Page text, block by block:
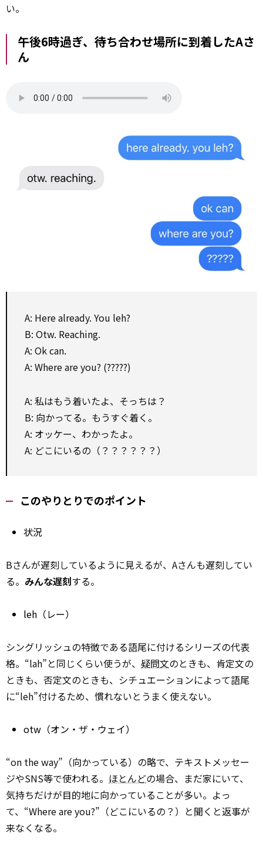
い。
午後6時過ぎ、待ち合わせ場所に到着したAさ
ん
A: Here already. You leh?
B: Otw. Reaching.
A: Ok can.
A: Where are you? (?????)
A: 私はもう着いたよ、そっちは？
B: 向かってる。もうすぐ着く。
A: オッケー、わかったよ。
A: どこにいるの（？？？？？？）
このやりとりでのポイント
状況
Bさんが遅刻しているように見えるが、Aさんも遅刻してい
る。 みんな遅刻する。
leh（レー）
シングリッシュの特徴である語尾に付けるシリーズの代表
格。“lah”と同じくらい使うが、 疑問文のときも、肯定文の
ときも、否定文のときも、シチュエーションによって語尾
に“leh”付けるため、慣れないとうまく使えない。
otw（オン・ザ・ウェイ）
“on the way”（向かっている）の略で、テキストメッセー
ジやSNS等で使われる。 ほとんどの場合、まだ家にいて、
気持ちだけが目的地に向かっていることが多い。よっ
て、“Where are you?”（どこにいるの？）と聞くと返事が
来なくなる。